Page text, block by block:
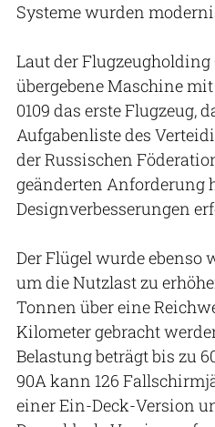
Systeme wurden
Laut der
übergebene Maschine
0109 das erste Flugzeug,
Aufgabenliste des
der Russischen
geänderten Anforderung
Designverbesserungen
Der Flügel wurde ebenso
um die Nutzlast zu
Tonnen über eine
Kilometer gebracht
Belastung beträgt bis zu
90A kann 126
einer Ein-Deck-Version